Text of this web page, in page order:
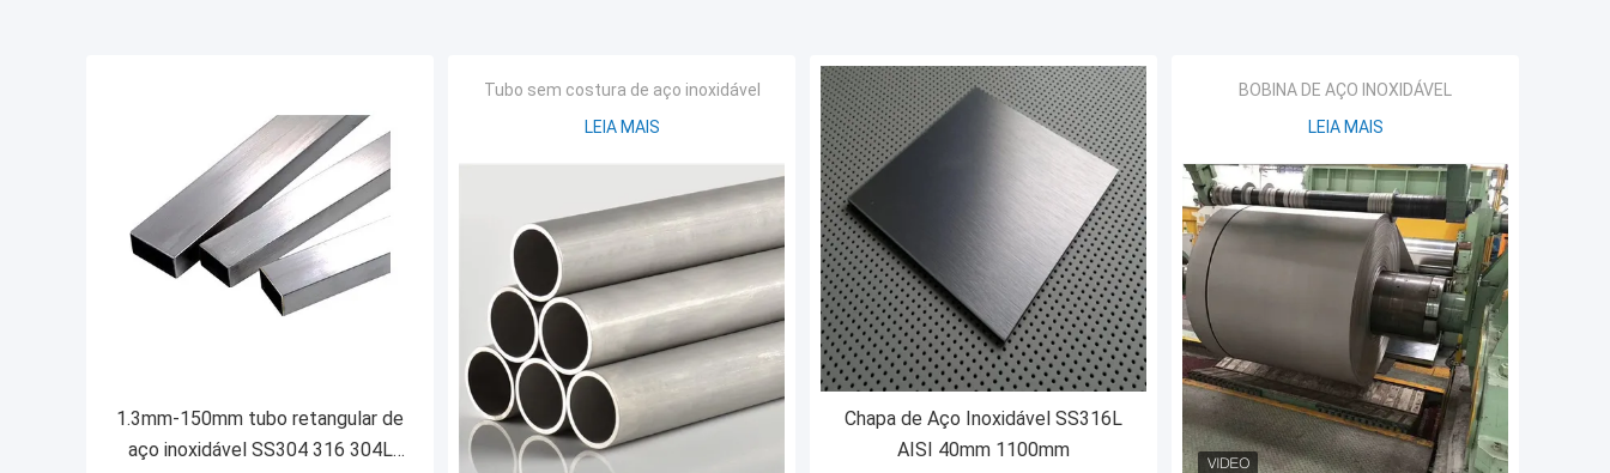
1.3mm-150mm tubo retangular de
aço inoxidável SS304 316 304L
Tubo sem costura de aço inoxidável
LEIA MAIS
Chapa de Aço Inoxidável SS316L
AISI 40mm 1100mm
BOBINA DE AÇO INOXIDÁVEL
LEIA MAIS